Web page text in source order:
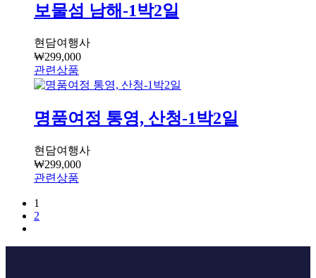
보물섬 남해-1박2일
현담여행사
₩299,000
관련상품
명품여정 통영, 산청-1박2일
현담여행사
₩299,000
관련상품
1
2